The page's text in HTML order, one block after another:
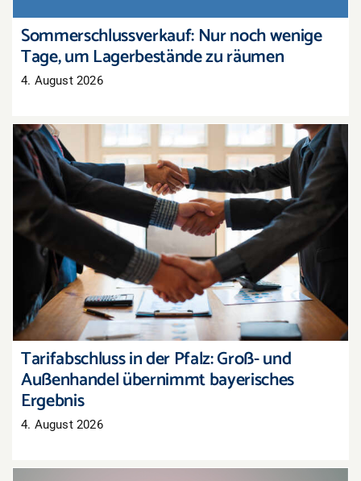
Sommerschlussverkauf: Nur noch wenige
Tage, um Lagerbestände zu räumen
4. August 2026
Tarifabschluss in der Pfalz: Groß- und
Außenhandel übernimmt bayerisches Ergebnis
Tarifabschluss in der Pfalz: Groß- und
Außenhandel übernimmt bayerisches
Ergebnis
4. August 2026